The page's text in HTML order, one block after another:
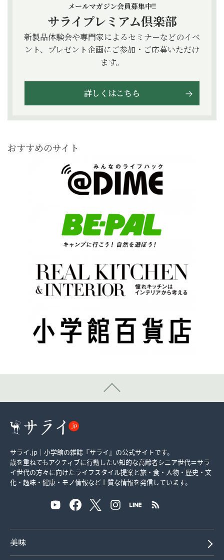
メールマガジン会員募集中!!
サライプレミアム倶楽部
新製品体験会や専門家によるセミナーなどのイベ
ント、プレゼント企画にご参加・ご応募いただけ
ます。
詳しくはこちら
おすすめのサイト
サライ.jp｜小学館の雑誌『サライ』の公式サイトです。
歳を重ねてもアクティブに行動したい知的な高齢者シニア世代＝サラ
イ世代の方々に向けたライフスタイル提案と旅・食・人物・歴史・文
化・趣味・健康・モノ情報など上質な情報を発信しています。
美味